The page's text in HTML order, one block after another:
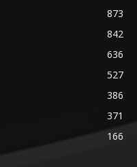
873
842
636
527
386
371
166